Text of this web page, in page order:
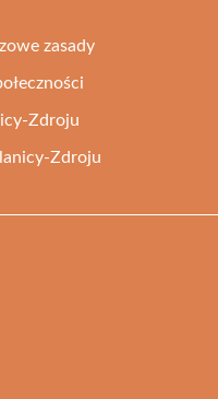
zasady
Zdroju
Zdroju